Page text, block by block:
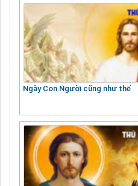
Ngày Con Người cũng như thế